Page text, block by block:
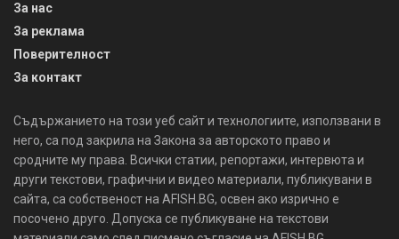
За нас
За реклама
Поверителност
За контакт
Съдържанието на този уеб сайт и технологиите, използвани в
него, са под закрила на Закона за авторското право и
сродните му права. Всички статии, репортажи, интервюта и
други текстови, графични и видео материали, публикувани в
сайта, са собственост на AFISH.BG, освен ако изрично е
посочено друго. Допуска се публикуване на текстови